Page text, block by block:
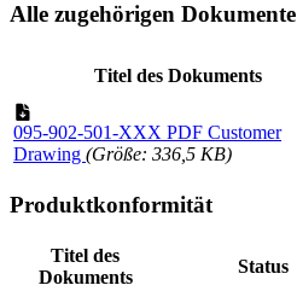
Alle zugehörigen Dokumente
Titel des Dokuments
095-902-501-XXX PDF Customer
Drawing (Größe: 336,5 KB)
Produktkonformität
Titel des
Dokuments
Status